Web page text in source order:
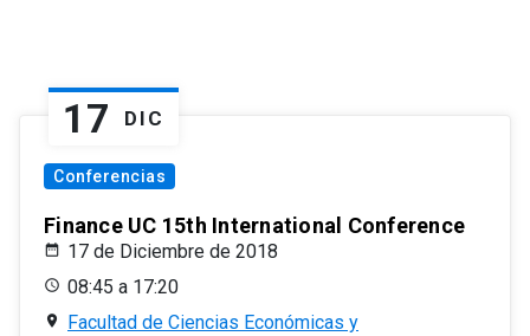
17 DIC
Conferencias
Finance UC 15th International Conference
17 de Diciembre de 2018
08:45 a 17:20
Facultad de Ciencias Económicas y